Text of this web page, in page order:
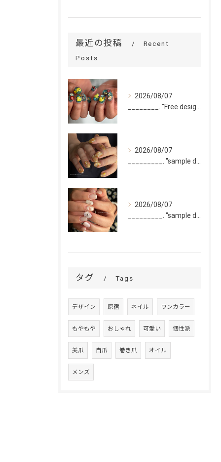
最近の投稿
Recent
Posts
2026/08/07
2026/08/07
2026/08/07
タグ Tags
デザイン 原宿 ネイル ワンカラー
もやもや おしゃれ 可愛い 個性派
美爪 自爪 巻き爪 オイル
メンズ